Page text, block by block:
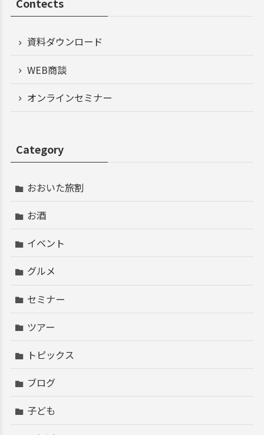
Contects
資料ダウンロード
WEB商談
オンラインセミナー
Category
おおいた旅割
お酒
イベント
グルメ
セミナー
ツアー
トピックス
ブログ
子ども